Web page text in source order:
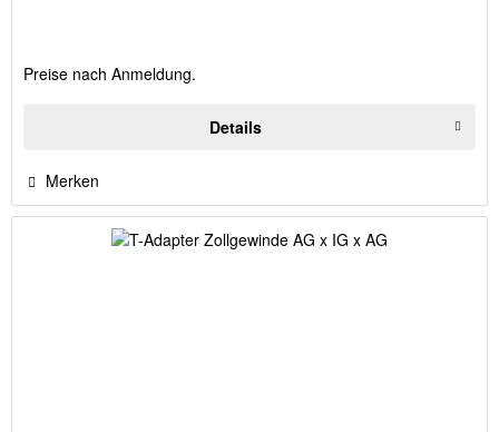
Preise nach Anmeldung.
Details
Merken